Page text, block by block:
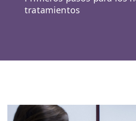
tratamientos